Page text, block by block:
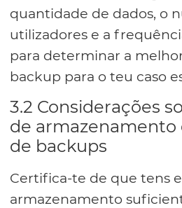
quantidade de dados, o
utilizadores e a
para determinar a
backup para o teu caso
3.2 Considerações
de armazenamento
de backups
Certifica-te de que tens
armazenamento